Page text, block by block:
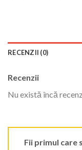
RECENZII (0)
Recenzii
Nu există încă
Fii primul care